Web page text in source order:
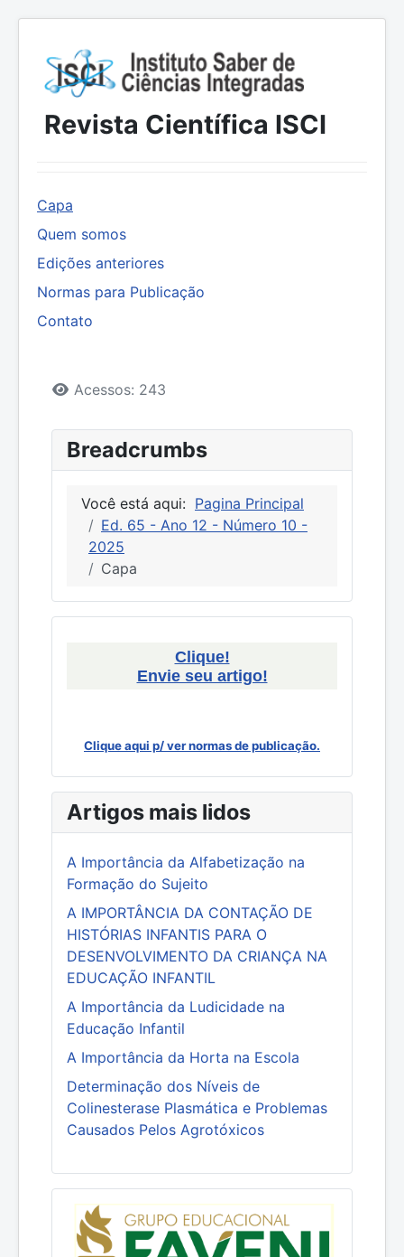
Revista Científica ISCI
Capa
Quem somos
Edições anteriores
Normas para Publicação
Contato
Detalhes
Acessos: 243
Breadcrumbs
Você está aqui: Pagina Principal
Ed. 65 - Ano 12 - Número 10 -
2025
Capa
Clique!
Envie seu artigo!
Clique aqui p/ ver normas de publicação.
Artigos mais lidos
A Importância da Alfabetização na
Formação do Sujeito
A IMPORTÂNCIA DA CONTAÇÃO DE
HISTÓRIAS INFANTIS PARA O
DESENVOLVIMENTO DA CRIANÇA NA
EDUCAÇÃO INFANTIL
A Importância da Ludicidade na
Educação Infantil
A Importância da Horta na Escola
Determinação dos Níveis de
Colinesterase Plasmática e Problemas
Causados Pelos Agrotóxicos